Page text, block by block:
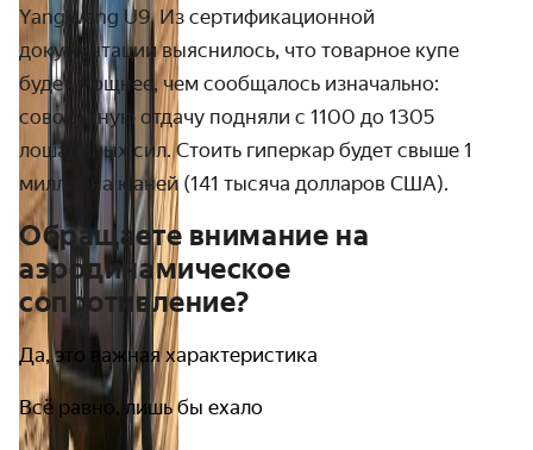
YangWang U9. Из сертификационной
документации выяснилось, что товарное купе
будет мощнее, чем сообщалось изначально:
совокупную отдачу подняли с 1100 до 1305
лошадиных сил. Стоить гиперкар будет свыше 1
миллиона юаней (141 тысяча долларов США).
Обращаете внимание на
аэродинамическое
сопротивление?
Да, это важная характеристика
Всё равно, лишь бы ехало